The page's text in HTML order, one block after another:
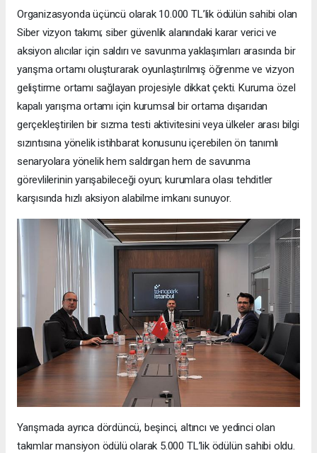
Organizasyonda üçüncü olarak 10.000 TL’lik ödülün sahibi olan
Siber vizyon takımı; siber güvenlik alanındaki karar verici ve
aksiyon alıcılar için saldırı ve savunma yaklaşımları arasında bir
yarışma ortamı oluşturarak oyunlaştırılmış öğrenme ve vizyon
geliştirme ortamı sağlayan projesiyle dikkat çekti. Kuruma özel
kapalı yarışma ortamı için kurumsal bir ortama dışarıdan
gerçekleştirilen bir sızma testi aktivitesini veya ülkeler arası bilgi
sızıntısına yönelik istihbarat konusunu içerebilen ön tanımlı
senaryolara yönelik hem saldırgan hem de savunma
görevlilerinin yarışabileceği oyun; kurumlara olası tehditler
karşısında hızlı aksiyon alabilme imkanı sunuyor.
Yarışmada ayrıca dördüncü, beşinci, altıncı ve yedinci olan
takımlar mansiyon ödülü olarak 5.000 TL’lik ödülün sahibi oldu.